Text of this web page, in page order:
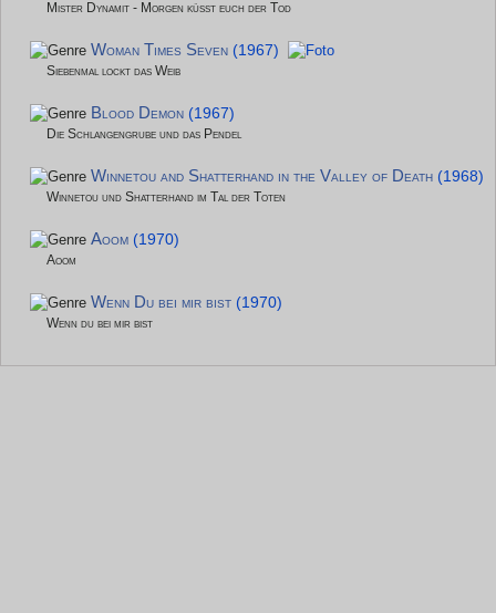
Mister Dynamit - Morgen küsst euch der Tod
Woman Times Seven (1967)
Siebenmal lockt das Weib
Blood Demon (1967)
Die Schlangengrube und das Pendel
Winnetou and Shatterhand in the Valley of Death (1968)
Winnetou und Shatterhand im Tal der Toten
Aoom (1970)
Aoom
Wenn Du bei mir bist (1970)
Wenn du bei mir bist